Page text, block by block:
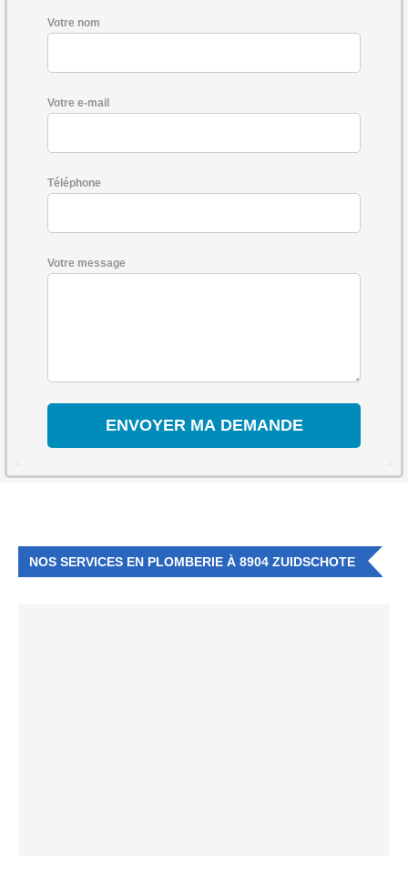
Votre nom
Votre e-mail
Téléphone
Votre message
NOS SERVICES EN PLOMBERIE À 8904 ZUIDSCHOTE